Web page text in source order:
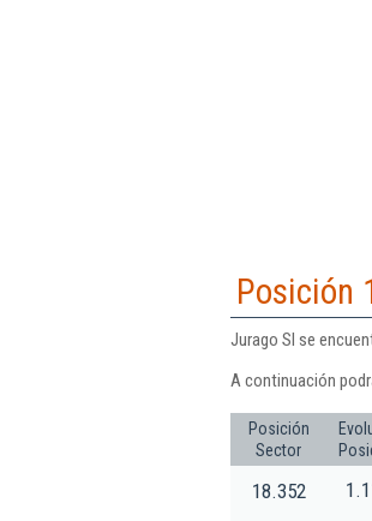
Posición
Jurago Sl se
A continuación
Posición
Sector
18.352